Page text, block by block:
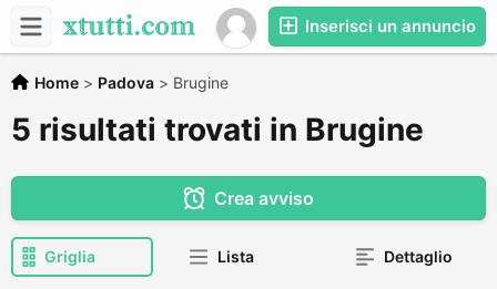
Inserisci un annuncio
Home > Padova > Brugine
5 risultati trovati in Brugine
Crea avviso
Griglia Lista Dettaglio